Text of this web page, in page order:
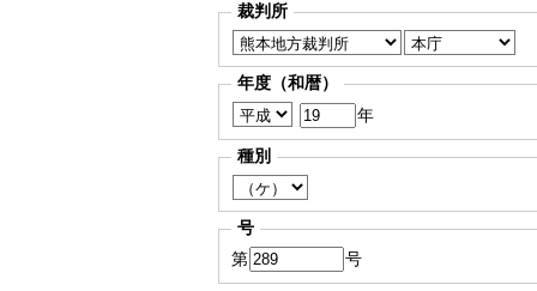
裁判所
年度（和暦）
年
種別
号
第
号